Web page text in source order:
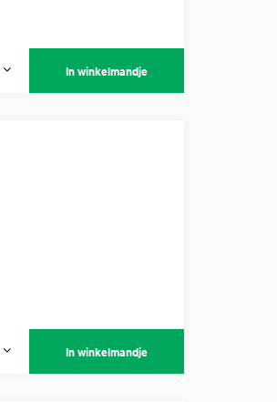
In winkelmandje
In winkelmandje